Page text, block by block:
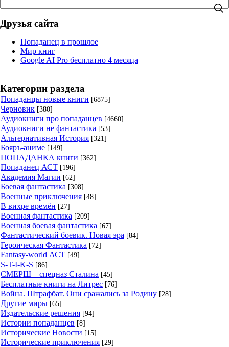
Друзья сайта
Попаданец в прошлое
Мир книг
Google AI Pro бесплатно 4 месяца
Категории раздела
Попаданцы новые книги [6875]
Черновик [380]
Аудиокниги про попаданцев [4660]
Аудиокниги не фантастика [53]
Альтернативная История [321]
Бояръ-аниме [149]
ПОПАДАНКА книги [362]
Попаданец АСТ [196]
Академия Магии [62]
Боевая фантастика [308]
Военные приключения [48]
В вихре времён [27]
Военная фантастика [209]
Военная боевая фантастика [67]
Фантастический боевик. Новая эра [84]
Героическая Фантастика [72]
Fantasy-world АСТ [49]
S-T-I-K-S [86]
СМЕРШ – спецназ Сталина [45]
Бесплатные книги на Литрес [76]
Война. Штрафбат. Они сражались за Родину [28]
Другие миры [65]
Издательские решения [94]
Истории попаданцев [8]
Исторические Новости [15]
Исторические приключения [29]